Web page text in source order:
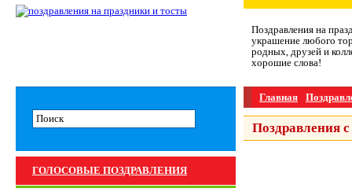
Поздравления на
украшение любого
родных, друзей и
хорошие слова!
Главная
Поздравления
ГОЛОСОВЫЕ ПОЗДРАВЛЕНИЯ